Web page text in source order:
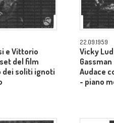
e Vittorio
del film
dei soliti ignoti
22.09.1959
Vicky
Audace
- piano